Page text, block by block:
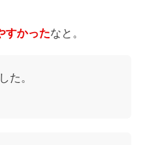
すかったなと。
た。